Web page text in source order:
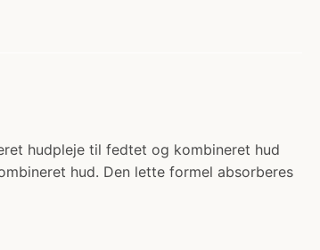
hudpleje til fedtet og kombineret hud
hud. Den lette formel absorberes